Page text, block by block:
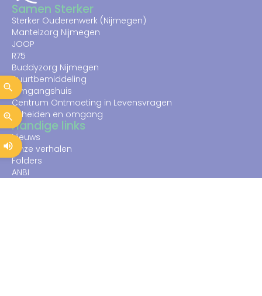
Samen Sterker
Sterker Ouderenwerk (Nijmegen)
Mantelzorg Nijmegen
JOOP
R75
Buddyzorg Nijmegen
Buurtbemiddeling
Omgangshuis
Centrum Ontmoeting in Levensvragen
Scheiden en omgang
Handige links
Nieuws
Onze verhalen
Folders
ANBI